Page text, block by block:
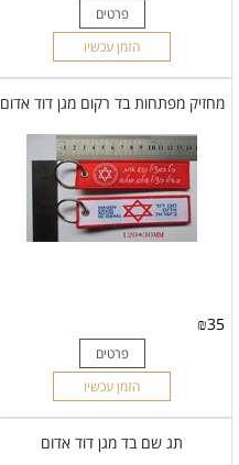
פרטים
הזמן עכשיו
מחזיק מפתחות בד רקום מגן דוד אדום
₪35
פרטים
הזמן עכשיו
תג שם בד מגן דוד אדום